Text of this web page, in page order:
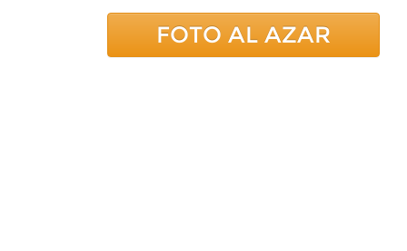
FOTO AL AZAR